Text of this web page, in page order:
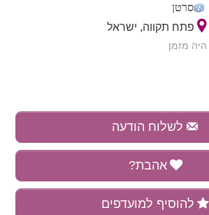
סרטן
פתח תקווה, ישראל
היה מזמן
לשלוח הודעה
אהבת?
להוסיף למועדפים